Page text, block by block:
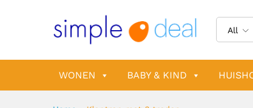
All
WONEN BABY & KIND